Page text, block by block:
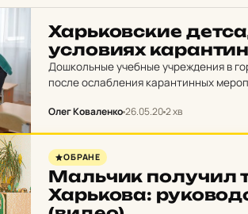
Харь­ков­ские
ус­ло­ви­ях
Дошкольные учебные учреждения в
после ослабления карантинных
Олег Коваленко26.05.202 хв
ОБРАНЕ
Маль­чик по­лу­чил
Харь­ко­ва: